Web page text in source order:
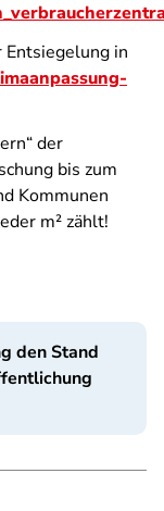
in
der
bis zum
Kommunen
m² zählt!
den Stand